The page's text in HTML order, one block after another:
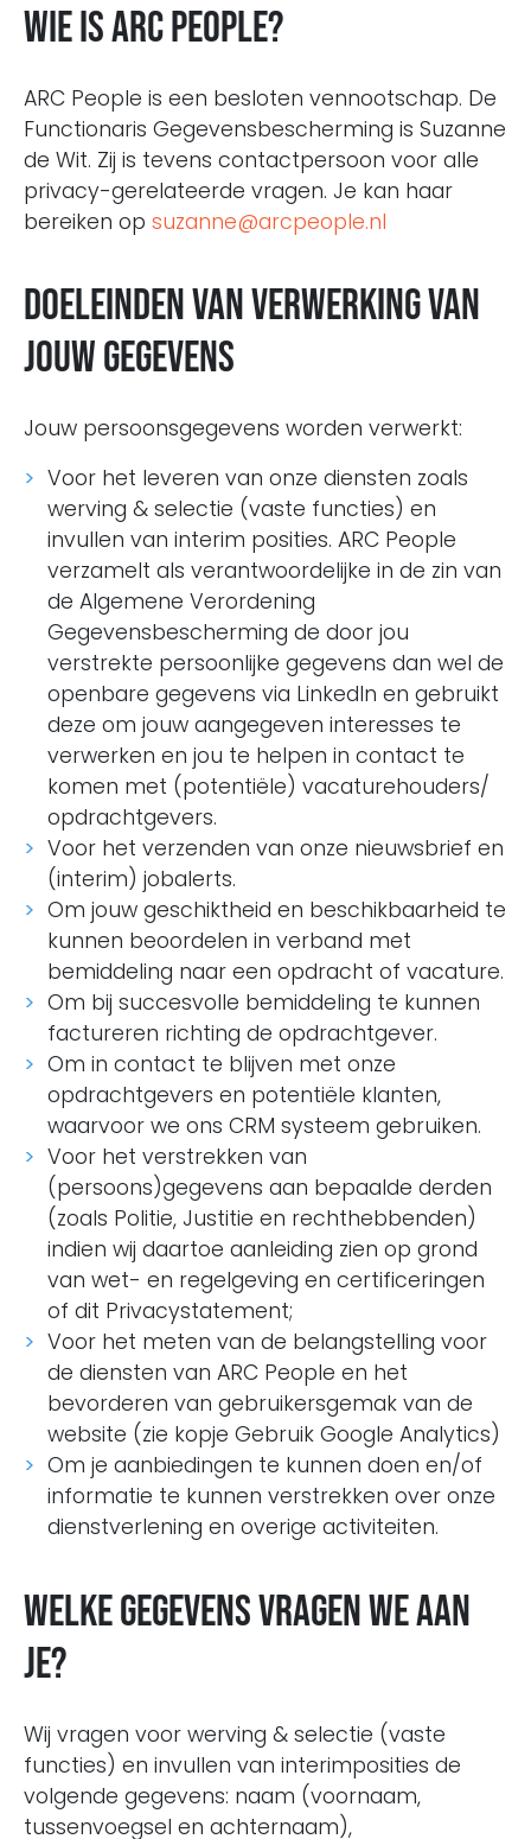
Wie is ARC People?
ARC People is een besloten vennootschap. De
Functionaris Gegevensbescherming is Suzanne
de Wit. Zij is tevens contactpersoon voor alle
privacy-gerelateerde vragen. Je kan haar
bereiken op suzanne@arcpeople.nl
Doeleinden van verwerking van
jouw gegevens
Jouw persoonsgegevens worden verwerkt:
Voor het leveren van onze diensten zoals
werving & selectie (vaste functies) en
invullen van interim posities. ARC People
verzamelt als verantwoordelijke in de zin van
de Algemene Verordening
Gegevensbescherming de door jou
verstrekte persoonlijke gegevens dan wel de
openbare gegevens via LinkedIn en gebruikt
deze om jouw aangegeven interesses te
verwerken en jou te helpen in contact te
komen met (potentiële) vacaturehouders/
opdrachtgevers.
Voor het verzenden van onze nieuwsbrief en
(interim) jobalerts.
Om jouw geschiktheid en beschikbaarheid te
kunnen beoordelen in verband met
bemiddeling naar een opdracht of vacature.
Om bij succesvolle bemiddeling te kunnen
factureren richting de opdrachtgever.
Om in contact te blijven met onze
opdrachtgevers en potentiële klanten,
waarvoor we ons CRM systeem gebruiken.
Voor het verstrekken van
(persoons)gegevens aan bepaalde derden
(zoals Politie, Justitie en rechthebbenden)
indien wij daartoe aanleiding zien op grond
van wet- en regelgeving en certificeringen
of dit Privacystatement;
Voor het meten van de belangstelling voor
de diensten van ARC People en het
bevorderen van gebruikersgemak van de
website (zie kopje Gebruik Google Analytics)
Om je aanbiedingen te kunnen doen en/of
informatie te kunnen verstrekken over onze
dienstverlening en overige activiteiten.
Welke gegevens vragen we aan
je?
Wij vragen voor werving & selectie (vaste
functies) en invullen van interimposities de
volgende gegevens: naam (voornaam,
tussenvoegsel en achternaam),